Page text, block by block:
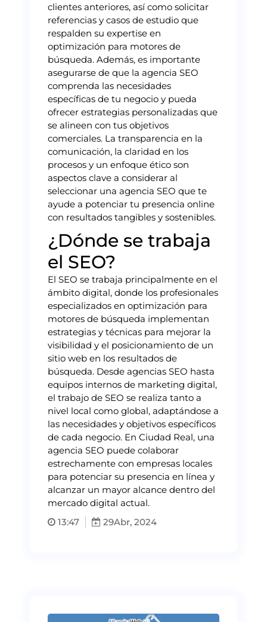
clientes anteriores, así como solicitar
referencias y casos de estudio que
respalden su expertise en
optimización para motores de
búsqueda. Además, es importante
asegurarse de que la agencia SEO
comprenda las necesidades
específicas de tu negocio y pueda
ofrecer estrategias personalizadas que
se alineen con tus objetivos
comerciales. La transparencia en la
comunicación, la claridad en los
procesos y un enfoque ético son
aspectos clave a considerar al
seleccionar una agencia SEO que te
ayude a potenciar tu presencia online
con resultados tangibles y sostenibles.
¿Dónde se trabaja
el SEO?
El SEO se trabaja principalmente en el
ámbito digital, donde los profesionales
especializados en optimización para
motores de búsqueda implementan
estrategias y técnicas para mejorar la
visibilidad y el posicionamiento de un
sitio web en los resultados de
búsqueda. Desde agencias SEO hasta
equipos internos de marketing digital,
el trabajo de SEO se realiza tanto a
nivel local como global, adaptándose a
las necesidades y objetivos específicos
de cada negocio. En Ciudad Real, una
agencia SEO puede colaborar
estrechamente con empresas locales
para potenciar su presencia en línea y
alcanzar un mayor alcance dentro del
mercado digital actual.
13:47
29Abr, 2024